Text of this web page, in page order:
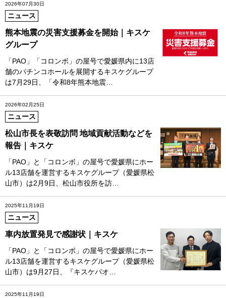
2026年07月30日
ニュース
熊本地震の災害支援募金を開始｜キスケ
グループ
「PAO」「コロンボ」の屋号で愛媛県内に13店
舗のパチンコホールを展開するキスケグループ
は7月29日、「令和8年熊本地震…
2026年02月25日
ニュース
松山市長を表敬訪問 地域貢献活動などを
報告｜キスケ
「PAO」と「コロンボ」の屋号で愛媛県にホー
ル13店舗を運営するキスケグループ（愛媛県松
山市）は2月9日、松山市役所を訪…
2025年11月19日
ニュース
車内放置発見で感謝状｜キスケ
「PAO」と「コロンボ」の屋号で愛媛県にホー
ル13店舗を運営するキスケグループ（愛媛県松
山市）は9月27日、『キスケパオ…
2025年11月19日